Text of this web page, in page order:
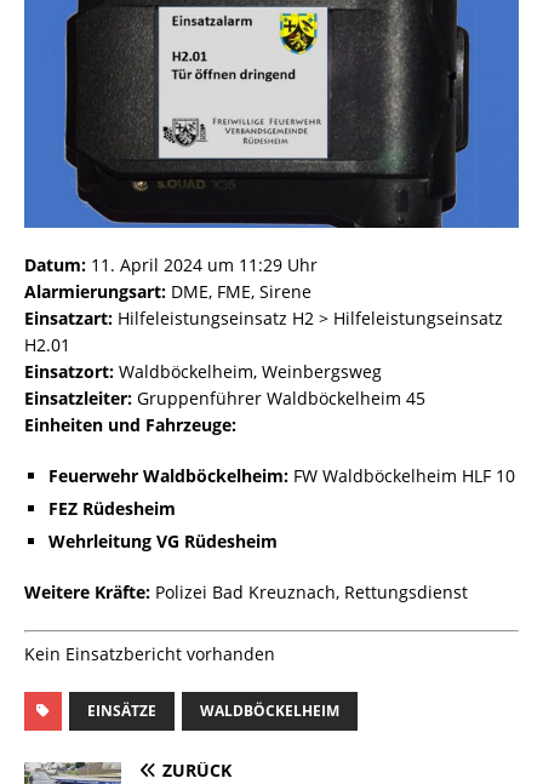
Datum: 11. April 2024 um 11:29 Uhr
Alarmierungsart: DME, FME, Sirene
Einsatzart: Hilfeleistungseinsatz H2 > Hilfeleistungseinsatz
H2.01
Einsatzort: Waldböckelheim, Weinbergsweg
Einsatzleiter: Gruppenführer Waldböckelheim 45
Einheiten und Fahrzeuge:
Feuerwehr Waldböckelheim: FW Waldböckelheim HLF 10
FEZ Rüdesheim
Wehrleitung VG Rüdesheim
Weitere Kräfte: Polizei Bad Kreuznach, Rettungsdienst
Kein Einsatzbericht vorhanden
EINSÄTZE WALDBÖCKELHEIM
ZURÜCK